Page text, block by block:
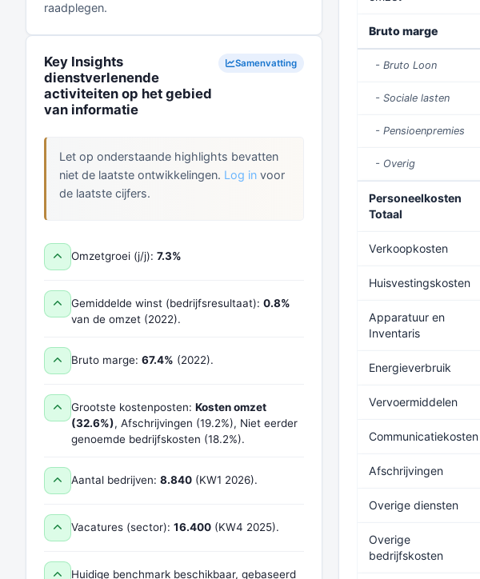
raadplegen.
Key Insights
dienstverlenende
activiteiten op het gebied
van informatie
Samenvatting
Let op onderstaande highlights bevatten
niet de laatste ontwikkelingen. Log in voor
de laatste cijfers.
Omzetgroei (j/j): 7.3%
Gemiddelde winst (bedrijfsresultaat): 0.8%
van de omzet (2022).
Bruto marge: 67.4% (2022).
Grootste kostenposten: Kosten omzet
(32.6%), Afschrijvingen (19.2%), Niet eerder
genoemde bedrijfskosten (18.2%).
Aantal bedrijven: 8.840 (KW1 2026).
Vacatures (sector): 16.400 (KW4 2025).
Huidige benchmark beschikbaar, gebaseerd
Bruto marge
- Bruto Loon
- Sociale lasten
- Pensioenpremies
- Overig
Personeelkosten
Totaal
Verkoopkosten
Huisvestingskosten
Apparatuur en
Inventaris
Energieverbruik
Vervoermiddelen
Communicatiekosten
Afschrijvingen
Overige diensten
Overige
bedrijfskosten